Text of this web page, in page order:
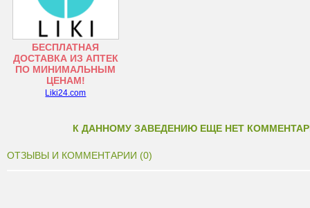
БЕСПЛАТНАЯ
ДОСТАВКА ИЗ АПТЕК
ПО МИНИМАЛЬНЫМ
ЦЕНАМ!
Liki24.com
К ДАННОМУ ЗАВЕДЕНИЮ ЕЩЕ НЕТ
ОТЗЫВЫ И КОММЕНТАРИИ (0)